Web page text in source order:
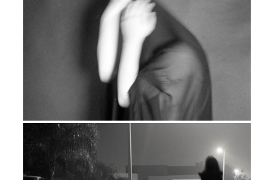
назначенного самой себе срока, я
вспоминала как это – чувствовать,
помнить, осознавать себя. Очень просто
потерять себя в таком горе, заблудиться
и потом уже никогда не вернуться
обратно. «Зачем возвращаться?» - так
часто я спрашивала себя, когда руки
опускались, и воля к жизни по капле
покидала мое тело и разум. «Я должна